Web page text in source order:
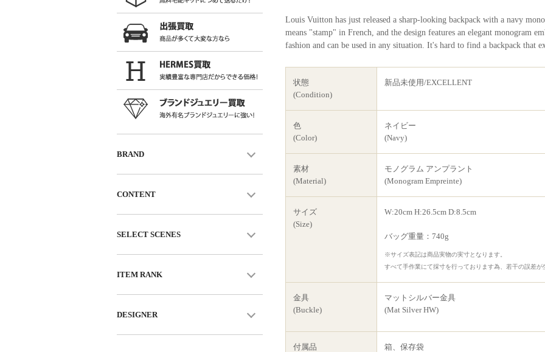
Louis Vuitton has just released a sharp-looking backpack with a navy
means "stamp" in French, and the design features an elegant monogram
fashion and can be used in any situation. It's hard to find a backpack that
状態
(Condition)
新品未使用/EXCELLENT
色
(Color)
ネイビー
(Navy)
素材
(Material)
モノグラム アンプラント
(Monogram Empreinte)
サイズ
(Size)
W:20cm H:26.5cm D:8.5cm
バッグ重量：740g
※サイズ表記は商品実物の実寸となります。
すべて手作業にて採寸を行っております為、若干の誤差
金具
(Buckle)
マットシルバー金具
(Mat Silver HW)
付属品
箱、保存袋
BRAND
CONTENT
SELECT SCENES
ITEM RANK
DESIGNER